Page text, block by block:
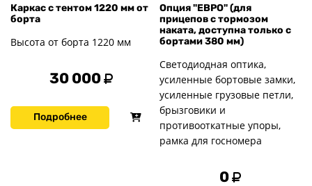
Каркас с тентом 1220 мм от
борта
Высота от борта 1220 мм
30 000
Подробнее
Опция "ЕВРО" (для
прицепов с тормозом
наката, доступна только с
бортами 380 мм)
Светодиодная оптика,
усиленные бортовые замки,
усиленные грузовые петли,
брызговики и
противооткатные упоры,
рамка для госномера
0